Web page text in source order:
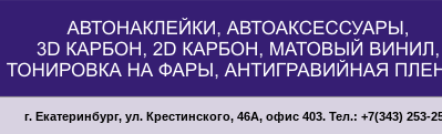
г. Екатеринбург, ул. Крестинского, 46А, офис 403. Тел.: +7(343) 253-